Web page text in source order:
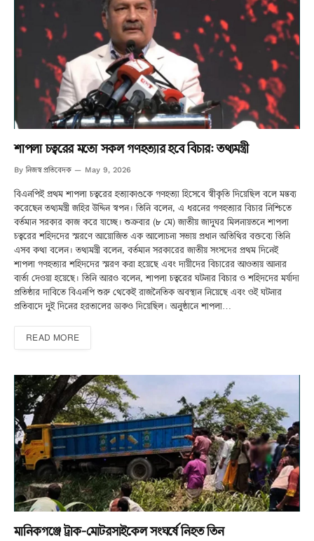
শাপলা চত্বরের মতো সকল গণহত্যার হবে বিচার: তথ্যমন্ত্রী
By নিজস্ব প্রতিবেদক May 9, 2026
বিএনপিই প্রথম শাপলা চত্বরের হত্যাকাণ্ডকে গণহত্যা হিসেবে স্বীকৃতি দিয়েছিল বলে মন্তব্য
করেছেন তথ্যমন্ত্রী জহির উদ্দিন স্বপন। তিনি বলেন, এ ধরনের গণহত্যার বিচার নিশ্চিতে
বর্তমান সরকার কাজ করে যাচ্ছে। শুক্রবার (৮ মে) জাতীয় জাদুঘর মিলনায়তনে শাপলা
চত্বরের শহিদদের স্মরণে আয়োজিত এক আলোচনা সভায় প্রধান অতিথির বক্তব্যে তিনি
এসব কথা বলেন। তথ্যমন্ত্রী বলেন, বর্তমান সরকারের জাতীয় সংসদের প্রথম দিনেই
শাপলা গণহত্যার শহিদদের স্মরণ করা হয়েছে এবং দায়ীদের বিচারের আওতায় আনার
বার্তা দেওয়া হয়েছে। তিনি আরও বলেন, শাপলা চত্বরের ঘটনার বিচার ও শহিদদের মর্যাদা
প্রতিষ্ঠার দাবিতে বিএনপি শুরু থেকেই রাজনৈতিক অবস্থান নিয়েছে এবং ওই ঘটনার
প্রতিবাদে দুই দিনের হরতালের ডাকও দিয়েছিল। অনুষ্ঠানে শাপলা…
READ MORE
মানিকগঞ্জে ট্রাক-মোটরসাইকেল সংঘর্ষে নিহত তিন